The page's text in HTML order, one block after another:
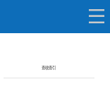
查收查引